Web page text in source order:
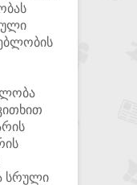
სრული